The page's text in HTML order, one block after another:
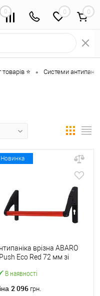
0 0
⭐ • Системи
Новинка
В наявності
врізна ABARO
Eco Red 72 мм зі
2 096 грн.